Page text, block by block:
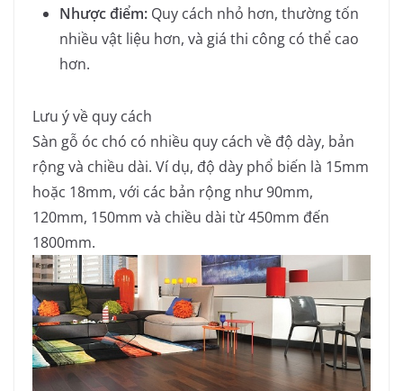
Nhược điểm: Quy cách nhỏ hơn, thường tốn
nhiều vật liệu hơn, và giá thi công có thể cao
hơn.
Lưu ý về quy cách
Sàn gỗ óc chó có nhiều quy cách về độ dày, bản
rộng và chiều dài. Ví dụ, độ dày phổ biến là 15mm
hoặc 18mm, với các bản rộng như 90mm,
120mm, 150mm và chiều dài từ 450mm đến
1800mm.